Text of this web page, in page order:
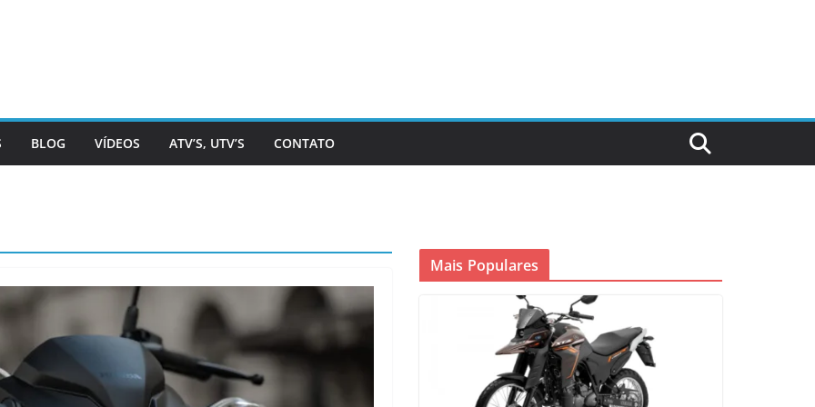
BLOG VÍDEOS ATV’S, UTV’S CONTATO
Mais Populares